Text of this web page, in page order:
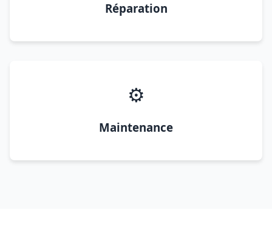
Réparation
⚙️
Maintenance